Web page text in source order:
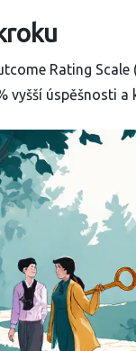
Rating Scale
vyšší úspěšnosti